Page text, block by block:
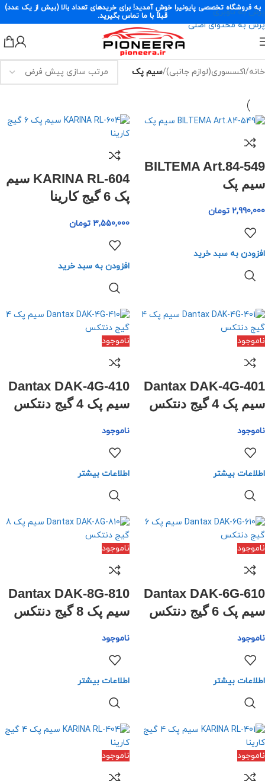
پرش به ناوبری
پرش به محتوای اصلی
به فروشگاه تخصصی پایونیرا خوش آمدید! برای خریدهای تعداد بالا (بیش از یک عدد)
قبلاً با ما تماس بگیرید.
خانه/اکسسوری(لوازم جانبی)/سیم پک
BILTEMA Art.84-549
سیم پک
2,990,000 تومان
افزودن به سبد خرید
KARINA RL-604 سیم
پک 6 گیج کارینا
3,550,000 تومان
افزودن به سبد خرید
ناموجود
Dantax DAK-4G-401
سیم پک 4 گیج دنتکس
ناموجود
اطلاعات بیشتر
ناموجود
Dantax DAK-4G-410
سیم پک 4 گیج دنتکس
ناموجود
اطلاعات بیشتر
ناموجود
Dantax DAK-6G-610
سیم پک 6 گیج دنتکس
ناموجود
اطلاعات بیشتر
ناموجود
Dantax DAK-8G-810
سیم پک 8 گیج دنتکس
ناموجود
اطلاعات بیشتر
ناموجود ناموجود